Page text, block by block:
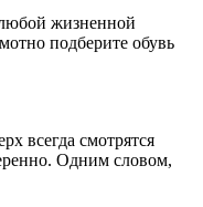
жизненной
подберите обувь
всегда смотрятся
Одним словом,